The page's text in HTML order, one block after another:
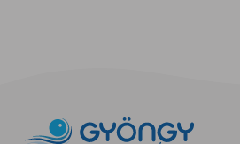
# kardioedzés